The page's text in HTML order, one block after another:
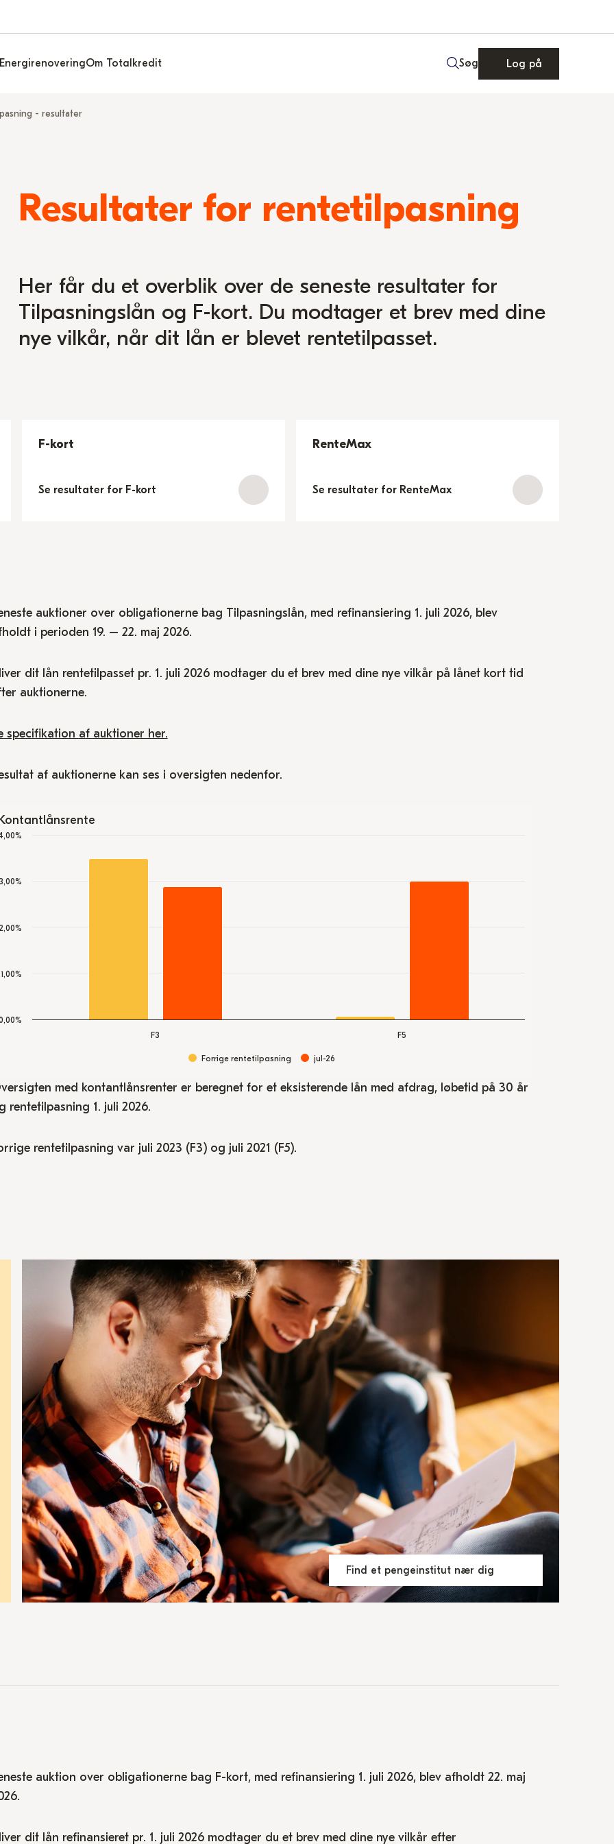
EnergirenoveringOm Totalkredit Søg Log på
- resultater
Resultater for rentetilpasning
Her får du et overblik over de seneste resultater for
Tilpasningslån og F-kort. Du modtager et brev med dine
nye vilkår, når dit lån er blevet rentetilpasset.
F-kort
Se resultater for F-kort
RenteMax
Se resultater for RenteMax
auktioner over obligationerne bag Tilpasningslån, med refinansiering 1. juli 2026, blev
i perioden 19. – 22. maj 2026.
dit lån rentetilpasset pr. 1. juli 2026 modtager du et brev med dine nye vilkår på lånet kort tid
auktionerne.
specifikation af auktioner her.
af auktionerne kan ses i oversigten nedenfor.
chart has 1 X axis displaying categories.
Kontantlånsrente
Forrige rentetilpasning jul-26
F3 F5
1,00%
3,00%
of interactive chart.
med kontantlånsrenter er beregnet for et eksisterende lån med afdrag, løbetid på 30 år
rentetilpasning 1. juli 2026.
rentetilpasning var juli 2023 (F3) og juli 2021 (F5).
Find et pengeinstitut nær dig
auktion over obligationerne bag F-kort, med refinansiering 1. juli 2026, blev afholdt 22. maj
dit lån refinansieret pr. 1. juli 2026 modtager du et brev med dine nye vilkår efter